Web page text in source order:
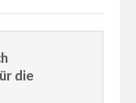
die